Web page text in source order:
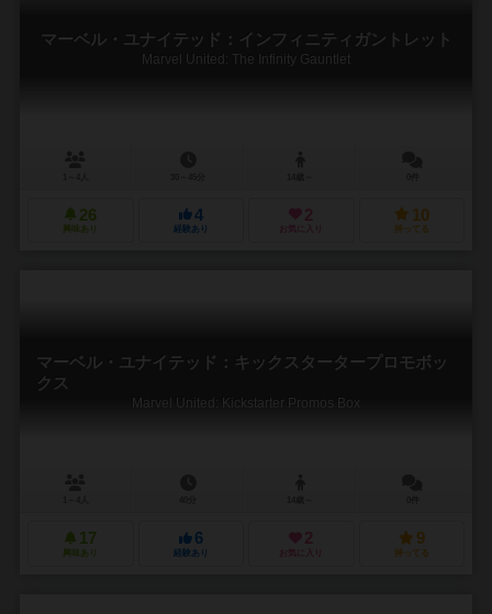
マーベル・ユナイテッド：インフィニティガントレット
Marvel United: The Infinity Gauntlet
26
興味あり
4
経験あり
2
お気に入り
10
持ってる
マーベル・ユナイテッド：キックスタータープロモボッ
クス
Marvel United: Kickstarter Promos Box
17
興味あり
6
経験あり
2
お気に入り
9
持ってる